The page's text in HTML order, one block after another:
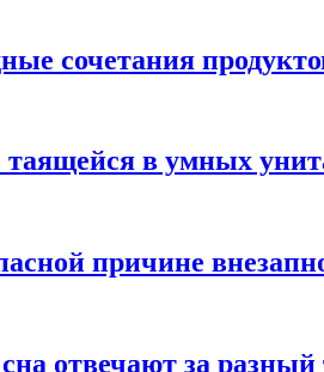
сочетания
в умных
причине
отвечают за разный